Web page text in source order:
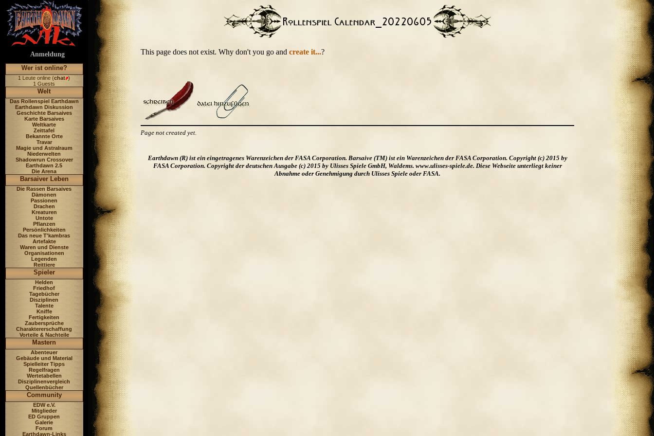
Anmeldung
Wer ist online?
1 Leute online (chat )
1 Guests
Welt
Das Rollenspiel Earthdawn
Earthdawn Diskussion
Geschichte Barsaives
Karte Barsaives
Weltkarte
Zeittafel
Bekannte Orte
Travar
Magie und Astralraum
Niederwelten
Shadowrun Crossover
Earthdawn 2.5
Die Arena
Barsaiver Leben
Die Rassen Barsaives
Dämonen
Passionen
Drachen
Kreaturen
Untote
Pflanzen
Persönlichkeiten
Das neue T'kambras
Artefakte
Waren und Dienste
Organisationen
Legenden
Reittiere
Spieler
Helden
Friedhof
Tagebücher
Disziplinen
Talente
Kniffe
Fertigkeiten
Zaubersprüche
Charaktererschaffung
Vorteile & Nachteile
Mastern
Abenteuer
Gebäude und Material
Spielleiter Tipps
Regelfragen
Wertetabellen
Disziplinenvergleich
Quellenbücher
Community
EDW e.V.
Mitglieder
ED Gruppen
Galerie
Forum
Earthdawn-Links
This page does not exist. Why don't you go and create it...?
Page not created yet.
Earthdawn (R) ist ein eingetragenes Warenzeichen der FASA Corporation. Barsaive (TM) ist ein Warenzeichen der FASA Corporation. Copyright (c) 2015 by
FASA Corporation. Copyright der deutschen Ausgabe (c) 2015 by Ulisses Spiele GmbH, Waldems. www.ulisses-spiele.de. Diese Webseite unterliegt keiner
Abnahme oder Genehmigung durch Ulisses Spiele oder FASA.